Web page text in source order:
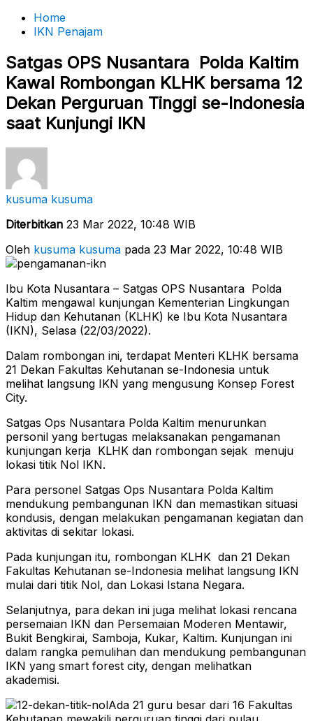
Home
IKN Penajam
Satgas OPS Nusantara Polda Kaltim
Kawal Rombongan KLHK bersama 12
Dekan Perguruan Tinggi se-Indonesia
saat Kunjungi IKN
kusuma kusuma
Diterbitkan 23 Mar 2022, 10:48 WIB
Oleh kusuma kusuma pada 23 Mar 2022, 10:48 WIB
Ibu Kota Nusantara – Satgas OPS Nusantara Polda
Kaltim mengawal kunjungan Kementerian Lingkungan
Hidup dan Kehutanan (KLHK) ke Ibu Kota Nusantara
(IKN), Selasa (22/03/2022).
Dalam rombongan ini, terdapat Menteri KLHK bersama
21 Dekan Fakultas Kehutanan se-Indonesia untuk
melihat langsung IKN yang mengusung Konsep Forest
City.
Satgas Ops Nusantara Polda Kaltim menurunkan
personil yang bertugas melaksanakan pengamanan
kunjungan kerja KLHK dan rombongan sejak menuju
lokasi titik Nol IKN.
Para personel Satgas Ops Nusantara Polda Kaltim
mendukung pembangunan IKN dan memastikan situasi
kondusis, dengan melakukan pengamanan kegiatan dan
aktivitas di sekitar lokasi.
Pada kunjungan itu, rombongan KLHK dan 21 Dekan
Fakultas Kehutanan se-Indonesia melihat langsung IKN
mulai dari titik Nol, dan Lokasi Istana Negara.
Selanjutnya, para dekan ini juga melihat lokasi rencana
persemaian IKN dan Persemaian Moderen Mentawir,
Bukit Bengkirai, Samboja, Kukar, Kaltim. Kunjungan ini
dalam rangka pemulihan dan mendukung pembangunan
IKN yang smart forest city, dengan melihatkan
akademisi.
Ada 21 guru besar dari 16 Fakultas